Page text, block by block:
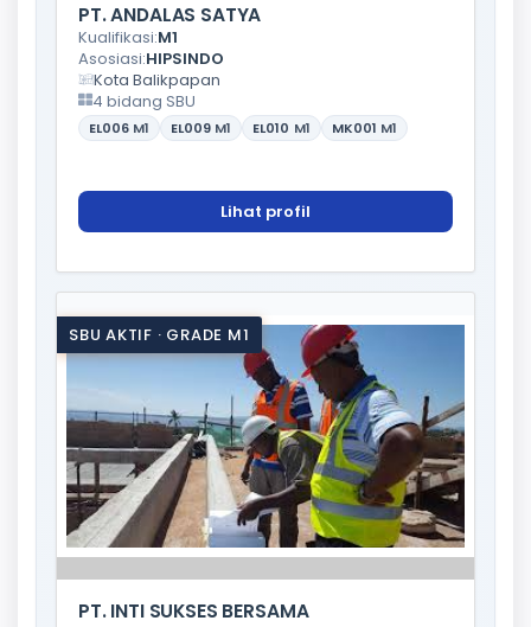
PT. ANDALAS SATYA
Kualifikasi:M1
Asosiasi:HIPSINDO
Kota Balikpapan
4 bidang SBU
EL006 M1 EL009 M1 EL010 M1 MK001 M1
Lihat profil
SBU AKTIF · GRADE M1
PT. INTI SUKSES BERSAMA